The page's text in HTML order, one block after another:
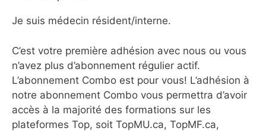
Je suis médecin résident/interne.
C’est votre première adhésion avec nous ou vous
n’avez plus d’abonnement régulier actif.
L’abonnement Combo est pour vous! L’adhésion à
notre abonnement Combo vous permettra d’avoir
accès à la majorité des formations sur les
plateformes Top, soit TopMU.ca, TopMF.ca,